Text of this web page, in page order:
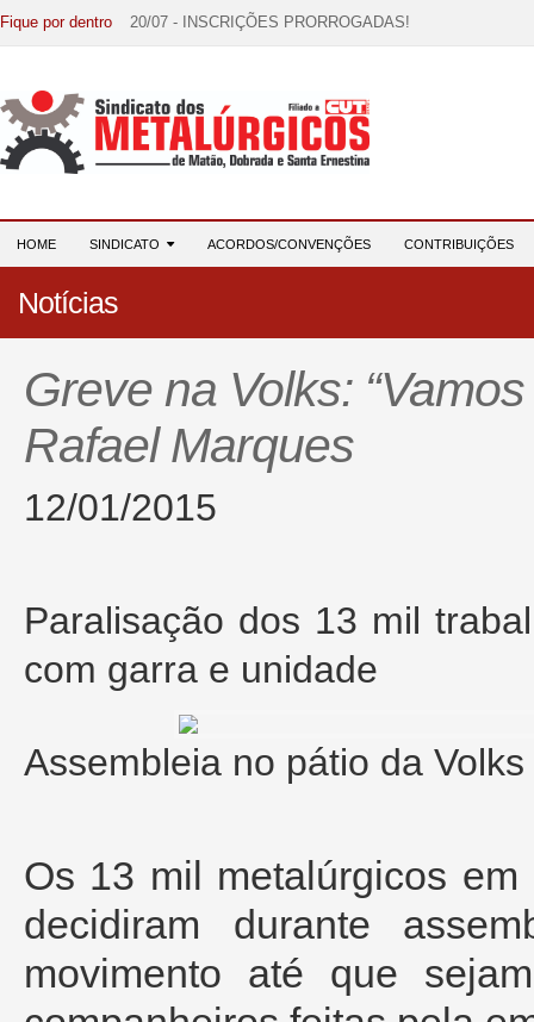
Fique por dentro 20/07 - INSCRIÇÕES PRORROGADAS!
07/07 - Increva-se! Link na descrição!
03/08 - DATA-BASE 2026: HORA DE UNIÃO E
HOME SINDICATO ACORDOS/CONVENÇÕES CONTRIBUIÇÕES
Notícias
Greve na Volks:
Rafael Marques
12/01/2015
Paralisação dos 13 mil
com garra e unidade
Assembleia no pátio da
Os 13 mil metalúrgicos
decidiram durante
movimento até que